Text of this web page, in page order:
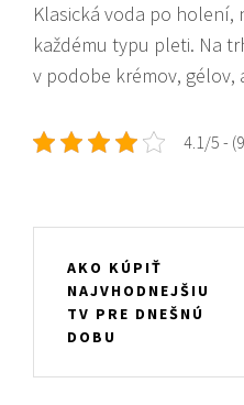
Klasická voda po holení,
každému typu pleti. Na
v podobe krémov, gélov,
4.1/5 -
Navigace
pro
příspěvek
AKO KÚPIŤ
NAJVHODNEJŠIU
TV PRE DNEŠNÚ
DOBU